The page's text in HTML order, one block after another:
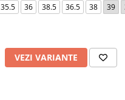
35.5 36 38.5 36.5 38 39
VEZI VARIANTE